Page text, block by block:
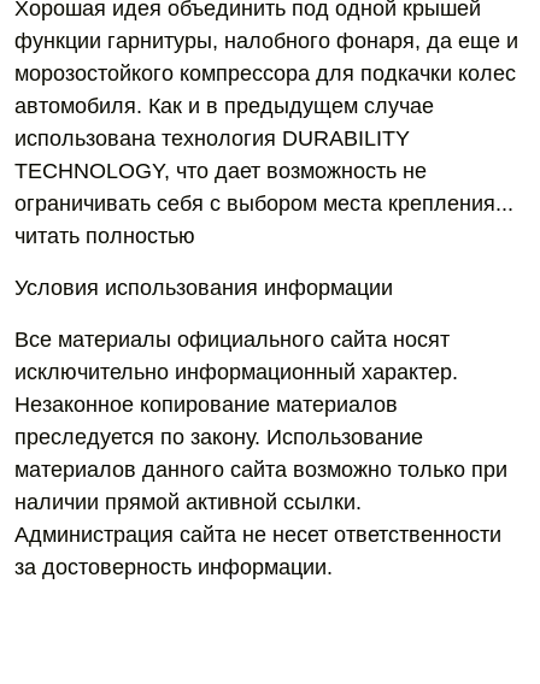
Хорошая идея объединить под одной крышей
функции гарнитуры, налобного фонаря, да еще и
морозостойкого компрессора для подкачки колес
автомобиля. Как и в предыдущем случае
использована технология DURABILITY
TECHNOLOGY, что дает возможность не
ограничивать себя с выбором места крепления...
читать полностью
Условия использования информации
Все материалы официального сайта носят
исключительно информационный характер.
Незаконное копирование материалов
преследуется по закону. Использование
материалов данного сайта возможно только при
наличии прямой активной ссылки.
Администрация сайта не несет ответственности
за достоверность информации.